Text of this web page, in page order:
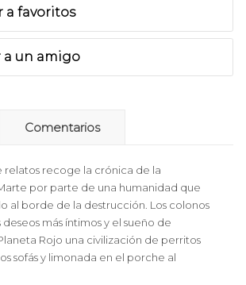
a favoritos
a un amigo
Comentarios
relatos recoge la crónica de la
por parte de una humanidad que
al borde de la destrucción. Los colonos
deseos más íntimos y el sueño de
Rojo una civilización de perritos
sofás y limonada en el porche al